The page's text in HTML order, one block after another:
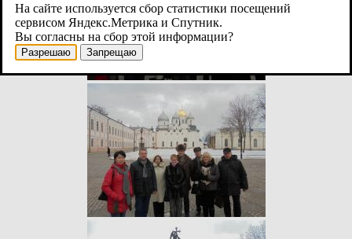
На сайте используется сбор статистики посещений
сервисом Яндекс.Метрика и Спутник.
Вы согласны на сбор этой информации?
Разрешаю Запрещаю